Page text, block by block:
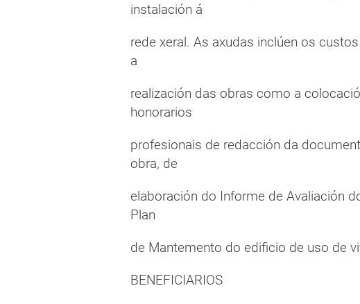
instalación á
rede xeral. As axudas inclúen os
a
realización das obras como a
honorarios
profesionais de redacción da
obra, de
elaboración do Informe de Avaliación
Plan
de Mantemento do edificio de uso de
BENEFICIARIOS